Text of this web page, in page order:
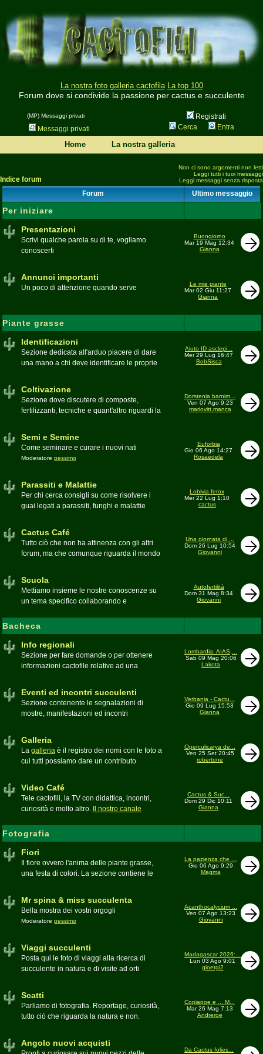
La nostra foto galleria cactofila La top 100
Forum dove si condivide la passione per cactus e succulente
(MP) Messaggi privati
Registrati
Messaggi privati
Cerca Entra
Home La nostra galleria
Indice forum
Non ci sono argomenti non letti
Leggi tutti i tuoi messaggi
Leggi messaggi senza risposta
Forum Ultimo messaggio
Per iniziare
Presentazioni
Scrivi qualche parola su di te, vogliamo
conoscerti
Buongiorno
Mar 19 Mag 12:34
Gianna
Annunci importanti
Un poco di attenzione quando serve
Le mie piante
Mar 02 Giu 11:27
Gianna
Piante grasse
Identificazioni
Sezione dedicata all'arduo piacere di dare
una mano a chi deve identificare le proprie
Aiuto ID asclepi...
Mer 29 Lug 16:47
BobSisca
Coltivazione
Sezione dove discutere di composte,
fertilizzanti, tecniche e quant'altro riguardi la
Dorstenia barnim...
Ven 07 Ago 9:23
mariovitt.manca
Semi e Semine
Come seminare e curare i nuovi nati
Moderatore pessimo
Euforbia
Gio 06 Ago 14:27
Rosaedela
Parassiti e Malattie
Per chi cerca consigli su come risolvere i
guai legati a parassiti, funghi e malattie
Lobivia ferox
Mer 22 Lug 1:10
cactus
Cactus Café
Tutto ciò che non ha attinenza con gli altri
forum, ma che comunque riguarda il mondo
Moderatore
Una giornata di ...
Dom 26 Lug 10:54
Giovanni
Scuola
Mettiamo insieme le nostre conoscenze su
un tema specifico collaborando e
cactofilo
Autofertilità
Dom 31 Mag 8:34
Giovanni
Bacheca
Info regionali
Sezione per fare domande o per ottenere
informazioni cactofile relative ad una
Lombardia: AIAS,...
Sab 09 Mag 20:06
Lakota
Eventi ed incontri succulenti
Sezione contenente le segnalazioni di
mostre, manifestazioni ed incontri
Verbania - Cactu...
Gio 09 Lug 15:53
Gianna
Galleria
La galleriaè il registro dei nomi con le foto a
cui tutti possiamo dare un contributo
spazio discutiamo SOLO di errori,
inesattezze, idee e altro inerenti l'argomento
Operculicarya de...
Ven 25 Set 20:45
robertone
Video Café
Tele cactofili, la TV con didattica, incontri,
curiosità e molto altro.
Il nostro canale
Cactus & Suc...
Dom 29 Dic 10:11
Gianna
Fotografia
Fiori
Il fiore ovvero l'anima delle piante grasse,
una festa di colori. La sezione contiene le
La pazienza che ...
Gio 06 Ago 9:29
Magma
Mr spina & miss succulenta
Bella mostra dei vostri orgogli
Moderatore pessimo
Acanthocalycium ...
Ven 07 Ago 13:23
Giovanni
Viaggi succulenti
Posta qui le foto di viaggi alla ricerca di
succulente in natura e di visite ad orti
Madagascar 2026:...
Lun 03 Ago 9:01
gioetgi2
Scatti
Parliamo di fotografia. Reportage, curiosità,
tutto ciò che riguarda la natura e non.
Copiapoe e ... M...
Mar 26 Mag 7:13
Andreroe
Angolo nuovi acquisti
Da Cactus folies...